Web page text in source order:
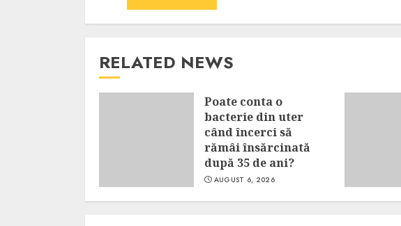
RELATED NEWS
Poate conta o
bacterie din uter
când încerci să
rămâi însărcinată
după 35 de ani?
AUGUST 6, 2026